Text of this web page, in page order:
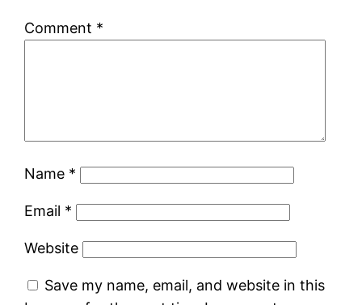
Comment *
Name *
Email *
Website
Save my name, email, and website in this